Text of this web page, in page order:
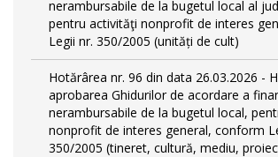
nerambursabile de la bugetul local al
pentru activităţi nonprofit de interes
Legii nr. 350/2005 (unități de cult)
Hotărârea nr. 96 din data 26.03.2026 -
aprobarea Ghidurilor de acordare a
nerambursabile de la bugetul local,
nonprofit de interes general, conform
350/2005 (tineret, cultură, mediu,